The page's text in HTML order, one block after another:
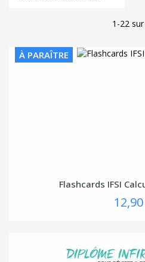
1-22
À PARAÎTRE
Flashcards IFSI